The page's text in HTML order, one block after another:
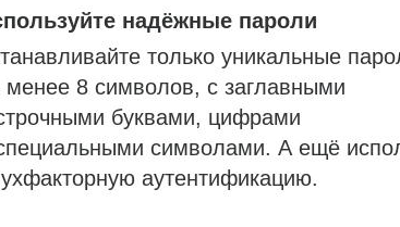
надёжные пароли
только уникальные
менее 8 символов, с заглавными
буквами, цифрами
символами. А ещё
аутентификацию.